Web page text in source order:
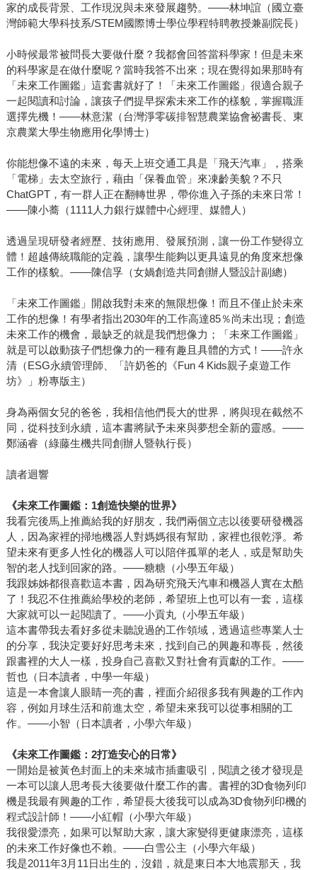
家的成長背景、工作現況與未來發展趨勢。——林坤誼（國立臺
灣師範大學科技系/STEM國際博士學位學程特聘教授兼副院長）
小時候最常被問長大要做什麼？我都會回答當科學家！但是未來
的科學家是在做什麼呢？當時我答不出來；現在覺得如果那時有
「未來工作圖鑑」這套書就好了！「未來工作圖鑑」很適合親子
一起閱讀和討論，讓孩子們提早探索未來工作的樣貌，掌握職涯
選擇先機！——林意潔（台灣淨零碳排智慧農業協會祕書長、東
京農業大學生物應用化學博士）
你能想像不遠的未來，每天上班交通工具是「飛天汽車」，搭乘
「電梯」去太空旅行，藉由「保養血管」來凍齡美貌？不只
ChatGPT，有一群人正在翻轉世界，帶你進入子孫的未來日常！
——陳小蕎（1111人力銀行媒體中心經理、媒體人）
透過呈現研發者經歷、技術應用、發展預測，讓一份工作變得立
體！超越傳統職能的定義，讓學生能夠以更具遠見的角度來想像
工作的樣貌。——陳信孚（女媧創造共同創辦人暨設計副總）
「未來工作圖鑑」開啟我對未來的無限想像！而且不僅止於未來
工作的想像！有學者指出2030年的工作高達85％尚未出現；創造
未來工作的機會，最缺乏的就是我們想像力；「未來工作圖鑑」
就是可以啟動孩子們想像力的一種有趣且具體的方式！——許永
清（ESG永續管理師、「許奶爸的《Fun 4 Kids親子桌遊工作
坊》」粉專版主）
身為兩個女兒的爸爸，我相信他們長大的世界，將與現在截然不
同，從科技到永續，這本書將賦予未來與夢想全新的靈感。——
鄭涵睿（綠藤生機共同創辦人暨執行長）
讀者迴響
《未來工作圖鑑：1創造快樂的世界》
我看完後馬上推薦給我的好朋友，我們兩個立志以後要研發機器
人，因為家裡的掃地機器人對媽媽很有幫助，家裡也很乾淨。希
望未來有更多人性化的機器人可以陪伴孤單的老人，或是幫助失
智的老人找到回家的路。——糖糖（小學五年級）
我跟姊姊都很喜歡這本書，因為研究飛天汽車和機器人實在太酷
了！我忍不住推薦給學校的老師，希望班上也可以有一套，這樣
大家就可以一起閱讀了。——小貢丸（小學五年級）
這本書帶我去看好多從未聽說過的工作領域，透過這些專業人士
的分享，我決定要好好思考未來，找到自己的興趣和專長，然後
跟書裡的大人一樣，投身自己喜歡又對社會有貢獻的工作。——
哲也（日本讀者，中學一年級）
這是一本會讓人眼睛一亮的書，裡面介紹很多我有興趣的工作內
容，例如月球生活和前進太空，希望未來我可以從事相關的工
作。——小智（日本讀者，小學六年級）
《未來工作圖鑑：2打造安心的日常》
一開始是被黃色封面上的未來城市插畫吸引，閱讀之後才發現是
一本可以讓人思考長大後要做什麼工作的書。書裡的3D食物列印
機是我最有興趣的工作，希望長大後我可以成為3D食物列印機的
程式設計師！——小紅帽（小學六年級）
我很愛漂亮，如果可以幫助大家，讓大家變得更健康漂亮，這樣
的未來工作好像也不賴。——白雪公主（小學六年級）
我是2011年3月11日出生的，沒錯，就是東日本大地震那天，我